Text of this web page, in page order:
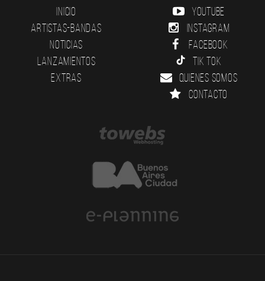
Inicio
Artistas-Bandas
Noticias
Lanzamientos
Extras
YouTube
Instagram
Facebook
Tik Tok
Quienes somos
Contacto